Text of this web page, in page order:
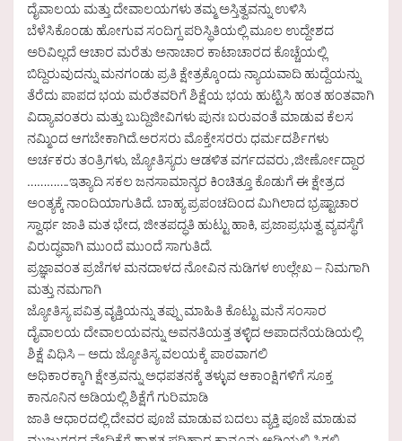
ದೈವಾಲಯ ಮತ್ತು ದೇವಾಲಯಗಳು ತಮ್ಮ ಅಸ್ತಿತ್ವವನ್ನು ಉಳಿಸಿ
ಬೆಳೆಸಿಕೊಂಡು ಹೋಗುವ ಸಂದಿಗ್ದ ಪರಿಸ್ಥಿತಿಯಲ್ಲಿ ಮೂಲ ಉದ್ದೇಶದ
ಅರಿವಿಲ್ಲದೆ ಆಚಾರ ಮರೆತು ಅನಾಚಾರ ಕಾಟಾಚಾರದ ಕೊಚ್ಚೆಯಲ್ಲಿ
ಬಿದ್ದಿರುವುದನ್ನು ಮನಗಂಡು ಪ್ರತಿ ಕ್ಷೇತ್ರಕ್ಕೊಂದು ನ್ಯಾಯವಾದಿ ಹುದ್ದೆಯನ್ನು
ತೆರೆದು ಪಾಪದ ಭಯ ಮರೆತವರಿಗೆ ಶಿಕ್ಷೆಯ ಭಯ ಹುಟ್ಟಿಸಿ ಹಂತ ಹಂತವಾಗಿ
ವಿದ್ಯಾವಂತರು ಮತ್ತು ಬುದ್ದಿಜೀವಿಗಳು ಪುನಃ ಬರುವಂತೆ ಮಾಡುವ ಕೆಲಸ
ನಮ್ಮಿಂದ ಆಗಬೇಕಾಗಿದೆ.ಅರಸರು ಮೊಕ್ತೇಸರರು ಧರ್ಮದರ್ಶಿಗಳು
ಅರ್ಚಕರು ತಂತ್ರಿಗಳು, ಜ್ಯೋತಿಸ್ಯರು ಆಡಳಿತ ವರ್ಗದವರು ,ಜೀರ್ಣೋದ್ದಾರ
………….ಇತ್ಯಾದಿ ಸಕಲ ಜನಸಾಮಾನ್ಯರ ಕಿಂಚಿತ್ತೂ ಕೊಡುಗೆ ಈ ಕ್ಷೇತ್ರದ
ಅಂತ್ಯಕ್ಕೆ ನಾಂದಿಯಾಗುತಿದೆ. ಬಾಹ್ಯ ಪ್ರಪಂಚದಿಂದ ಮಿಗಿಲಾದ ಭ್ರಷ್ಟಾಚಾರ
ಸ್ವಾರ್ಥ ಜಾತಿ ಮತ ಭೇದ, ಜೀತಪದ್ಧತಿ ಹುಟ್ಟು ಹಾಕಿ, ಪ್ರಜಾಪ್ರಭುತ್ವ ವ್ಯವಸ್ಥೆಗೆ
ವಿರುದ್ಧವಾಗಿ ಮುಂದೆ ಮುಂದೆ ಸಾಗುತಿದೆ.
ಪ್ರಜ್ಞಾವಂತ ಪ್ರಜೆಗಳ ಮನದಾಳದ ನೋವಿನ ನುಡಿಗಳ ಉಲ್ಲೇಖ – ನಿಮಗಾಗಿ
ಮತ್ತು ನಮಗಾಗಿ
ಜ್ಯೋತಿಸ್ಯ ಪವಿತ್ರ ವೃತ್ತಿಯನ್ನು ತಪ್ಪು ಮಾಹಿತಿ ಕೊಟ್ಟು ಮನೆ ಸಂಸಾರ
ದೈವಾಲಯ ದೇವಾಲಯವನ್ನು ಅವನತಿಯತ್ತ ತಳ್ಳಿದ ಅಪಾದನೆಯಡಿಯಲ್ಲಿ
ಶಿಕ್ಷೆ ವಿಧಿಸಿ – ಅದು ಜ್ಯೋತಿಸ್ಯ ವಲಯಕ್ಕೆ ಪಾಠವಾಗಲಿ
ಅಧಿಕಾರಕ್ಕಾಗಿ ಕ್ಷೇತ್ರವನ್ನು ಅಧಪತನಕ್ಕೆ ತಳ್ಳುವ ಆಕಾಂಕ್ಷಿಗಳಿಗೆ ಸೂಕ್ತ
ಕಾನೂನಿನ ಅಡಿಯಲ್ಲಿ ಶಿಕ್ಷೆಗೆ ಗುರಿಮಾಡಿ
ಜಾತಿ ಆಧಾರದಲ್ಲಿ ದೇವರ ಪೂಜೆ ಮಾಡುವ ಬದಲು ವ್ಯಕ್ತಿ ಪೂಜೆ ಮಾಡುವ